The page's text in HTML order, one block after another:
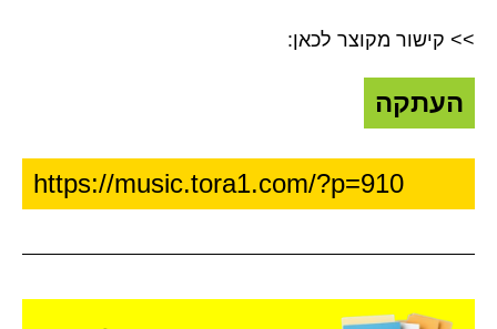
>> קישור מקוצר לכאן:
העתקה